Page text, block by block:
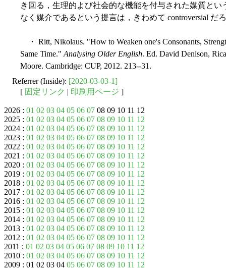
き回る，生理的よび社会的な機能を付与された媒質と
なく媒介であるという提言は，きわめて controversial だ
・ Ritt, Nikolaus. "How to Weaken one's Consonants,
Same Time." Analysing Older English. Ed. David Denison,
Moore. Cambridge: CUP, 2012. 213--31.
Referrer (Inside): [2020-03-03-1]
[ 固定リンク | 印刷用ページ ]
2026 : 01 02 03 04 05 06 07 08 09 10 11 12
2025 : 01 02 03 04 05 06 07 08 09 10 11 12
2024 : 01 02 03 04 05 06 07 08 09 10 11 12
2023 : 01 02 03 04 05 06 07 08 09 10 11 12
2022 : 01 02 03 04 05 06 07 08 09 10 11 12
2021 : 01 02 03 04 05 06 07 08 09 10 11 12
2020 : 01 02 03 04 05 06 07 08 09 10 11 12
2019 : 01 02 03 04 05 06 07 08 09 10 11 12
2018 : 01 02 03 04 05 06 07 08 09 10 11 12
2017 : 01 02 03 04 05 06 07 08 09 10 11 12
2016 : 01 02 03 04 05 06 07 08 09 10 11 12
2015 : 01 02 03 04 05 06 07 08 09 10 11 12
2014 : 01 02 03 04 05 06 07 08 09 10 11 12
2013 : 01 02 03 04 05 06 07 08 09 10 11 12
2012 : 01 02 03 04 05 06 07 08 09 10 11 12
2011 : 01 02 03 04 05 06 07 08 09 10 11 12
2010 : 01 02 03 04 05 06 07 08 09 10 11 12
2009 : 01 02 03 04 05 06 07 08 09 10 11 12